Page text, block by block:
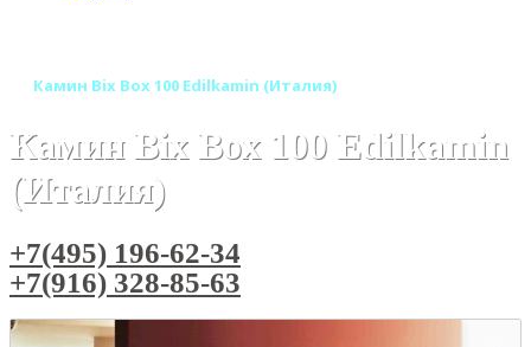
Камин Bix Box 100 Edilkamin (Италия)
Камин Bix Box 100 Edilkamin
(Италия)
+7(495) 196-62-34
+7(916) 328-85-63